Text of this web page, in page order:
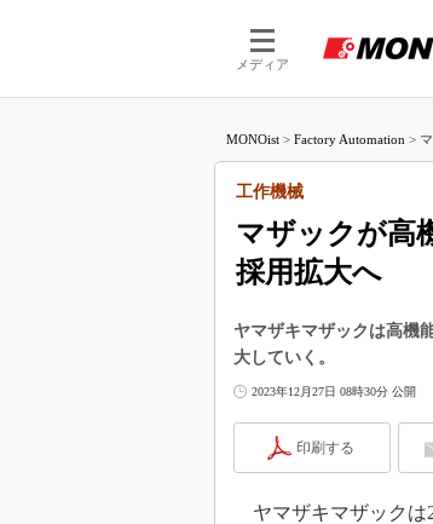
メディア
MONOist > Factory Automation >
マザックが高
採用拡大へ
工作機械
ヤマザキマザックは高機
大していく。
2023年12月27日 08時30分 公開
印刷する
ヤマザキマザックは